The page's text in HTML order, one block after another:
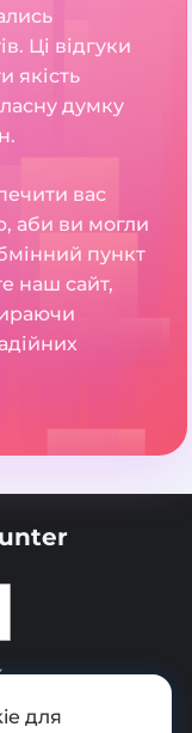
Ці відгуки
якість
думку
вас
аби ви могли
пункт
наш сайт,
для